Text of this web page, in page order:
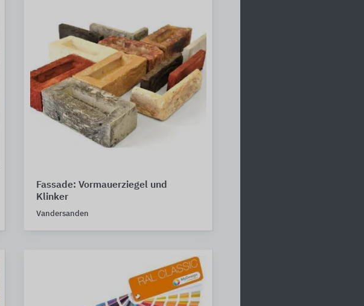
Fassade: Vormauerziegel und
Klinker
Vandersanden